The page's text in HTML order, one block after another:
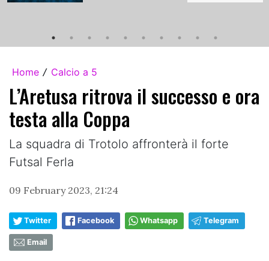
Home / Calcio a 5
L’Aretusa ritrova il successo e ora
testa alla Coppa
La squadra di Trotolo affronterà il forte
Futsal Ferla
09 February 2023, 21:24
Twitter Facebook Whatsapp Telegram
Email